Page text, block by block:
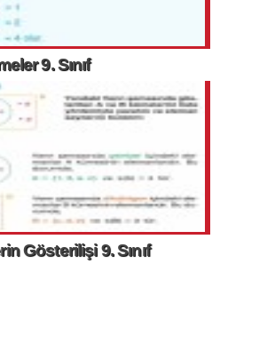
9. Sınıf
Gösterilişi 9. Sınıf